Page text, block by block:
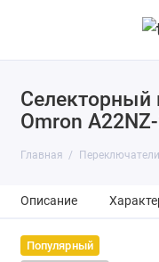
Селекторный
Omron
Главная
Описание
Популярный